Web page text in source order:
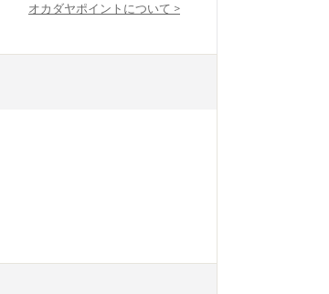
オカダヤポイントについて >